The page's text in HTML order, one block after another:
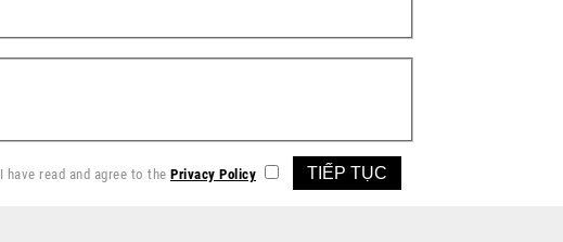
I have read and agree to the Privacy Policy